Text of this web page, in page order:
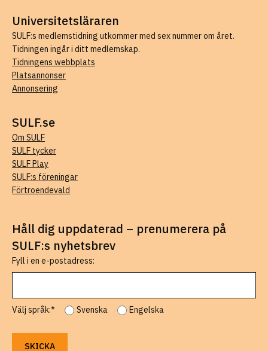
Universitetsläraren
SULF:s medlemstidning utkommer med sex nummer om året.
Tidningen ingår i ditt medlemskap.
Tidningens webbplats
Platsannonser
Annonsering
SULF.se
Om SULF
SULF tycker
SULF Play
SULF:s föreningar
Förtroendevald
Håll dig uppdaterad – prenumerera på
SULF:s nyhetsbrev
Fyll i en e-postadress:
Välj språk:* Svenska Engelska